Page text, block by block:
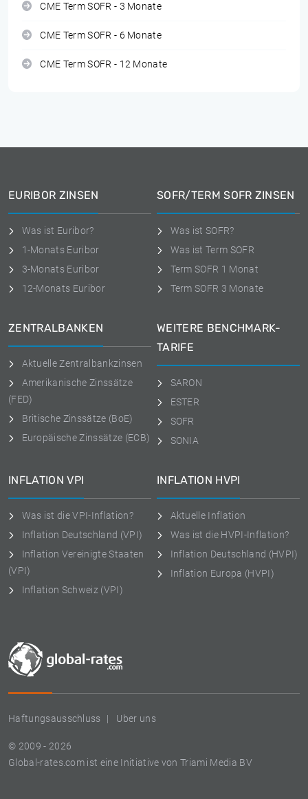
CME Term SOFR - 3 Monate
CME Term SOFR - 6 Monate
CME Term SOFR - 12 Monate
Haftungsausschluss Uber uns
© 2009 - 2026
Global-rates.com ist eine Initiative von Triami Media BV
EURIBOR ZINSEN
Was ist Euribor?
1-Monats Euribor
3-Monats Euribor
12-Monats Euribor
SOFR/TERM SOFR ZINSEN
Was ist SOFR?
Was ist Term SOFR
Term SOFR 1 Monat
Term SOFR 3 Monate
ZENTRALBANKEN
Aktuelle Zentralbankzinsen
Amerikanische Zinssätze
(FED)
Britische Zinssätze (BoE)
Europäische Zinssätze (ECB)
WEITERE BENCHMARK-
TARIFE
SARON
ESTER
SOFR
SONIA
INFLATION VPI
Was ist die VPI-Inflation?
Inflation Deutschland (VPI)
Inflation Vereinigte Staaten
(VPI)
Inflation Schweiz (VPI)
INFLATION HVPI
Aktuelle Inflation
Was ist die HVPI-Inflation?
Inflation Deutschland (HVPI)
Inflation Europa (HVPI)